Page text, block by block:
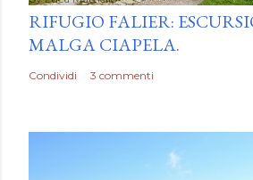
RIFUGIO FALIER:
MALGA CIAPELA.
Condividi 3 commenti